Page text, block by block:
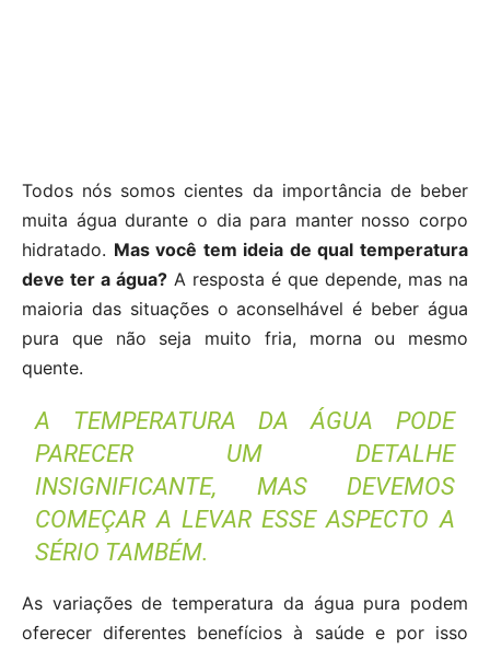
Todos nós somos cientes da importância de beber
muita água durante o dia para manter nosso corpo
hidratado. Mas você tem ideia de qual temperatura
deve ter a água? A resposta é que depende, mas na
maioria das situações o aconselhável é beber água
pura que não seja muito fria, morna ou mesmo
quente.
A TEMPERATURA DA ÁGUA PODE
PARECER UM DETALHE
INSIGNIFICANTE, MAS DEVEMOS
COMEÇAR A LEVAR ESSE ASPECTO A
SÉRIO TAMBÉM.
As variações de temperatura da água pura podem
oferecer diferentes benefícios à saúde e por isso